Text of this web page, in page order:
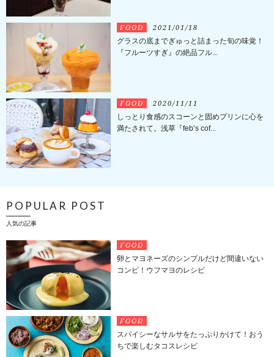
FOOD 2021/01/18
グラスの底までぎゅっと詰まった旬の味覚！
『フルーツすぎ』の絶品フル...
FOOD 2020/11/11
しっとり食感のスコーンと固めプリンに心を
満たされて。浅草『feb’s cof...
POPULAR POST
人気の記事
FOOD
卵とマヨネーズのシンプルだけど間違いない
コンビ！ウフマヨのレシピ
FOOD
スパイシーなサルサをたっぷりかけて！おう
ちで楽しむタコスレシピ